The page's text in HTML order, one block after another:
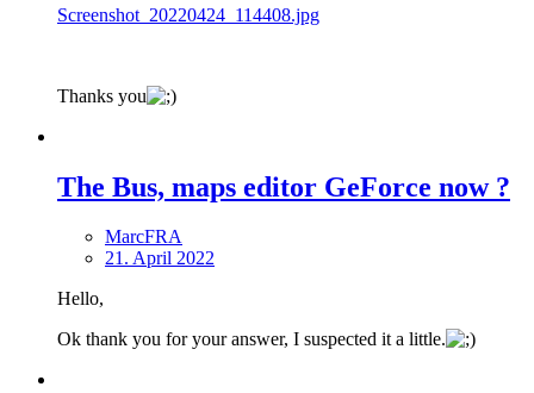
Screenshot_20220424_114408.jpg
Thanks you
The Bus, maps editor GeForce now ?
MarcFRA
21. April 2022
Hello,
Ok thank you for your answer, I suspected it a little.